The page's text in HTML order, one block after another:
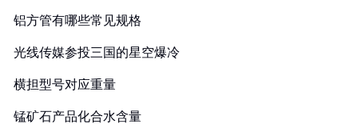
铝方管有哪些常见规格
光线传媒参投三国的星空爆冷
横担型号对应重量
锰矿石产品化合水含量